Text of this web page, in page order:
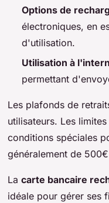
Options de
électroniques, en
d'utilisation.
Utilisation à
permettant
Les plafonds de
utilisateurs. Les
conditions spéciales
généralement de
La carte bancaire
idéale pour gérer ses